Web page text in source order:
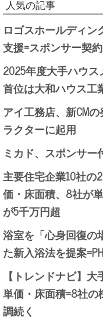
人気の記事
ロゴスホールディ
支援=スポンサー契
2025年度大手ハウ
首位は大和ハウス工
アイ工務店、新CM
ラクターに起用
ミカド、スポンサ
主要住宅企業10社の
価・床面積、8社が
が5千万円超
浴室を「心身回復の
た新入浴法を提案
【トレンドナビ】
単価・床面積=8社
調続く